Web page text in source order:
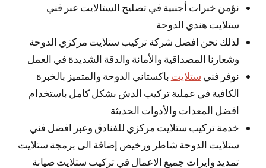
نؤمن خبرات أجنبية في تصليح الستالايت عبر فني
ستلايت هندي الدوحة
لذلك نحن افضل شركة تركيب ستلايت مركزي الدوحة
وشعارنا المصداقية والأمانة والدقة الشديدة في العمل
نوفر فني ستلايت باكستاني الدوحة والمتميز بالخبرة
الكافية في عملية تركيب الدش بشكل كامل باستخدام
افضل المعدات والأدوات الحديثة
خدمة تركيب ستلايت مركزي للفنادق وعبر افضل فني
ستلايت الدوحة شاطر ورخيص إضافة الى برمجة ستلايت
تمديد وايرات جميع الاعمال في تركيب ستلايت صيانة